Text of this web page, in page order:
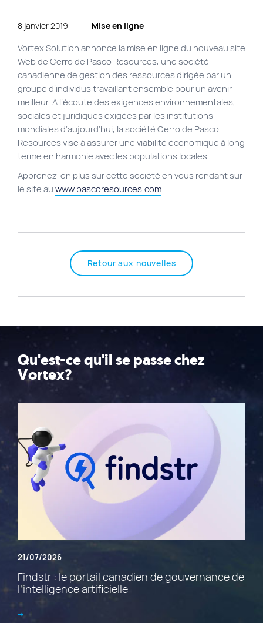
Vie Privée
VortexLab
40 rue Jean-Talon E., Montreal
514 278-7575
8 janvier 2019 Mise en ligne
Vortex Solution annonce la mise en ligne du nouveau site
Web de Cerro de Pasco Resources, une société
canadienne de gestion des ressources dirigée par un
groupe d’individus travaillant ensemble pour un avenir
meilleur. À l’écoute des exigences environnementales,
sociales et juridiques exigées par les institutions
mondiales d’aujourd’hui, la société Cerro de Pasco
Resources vise à assurer une viabilité économique à long
terme en harmonie avec les populations locales.
Apprenez-en plus sur cette société en vous rendant sur
le site au www.pascoresources.com.
Retour aux nouvelles
Qu'est-ce qu'il se passe chez
Vortex?
21/07/2026
Findstr : le portail canadien de gouvernance de
l’intelligence artificielle